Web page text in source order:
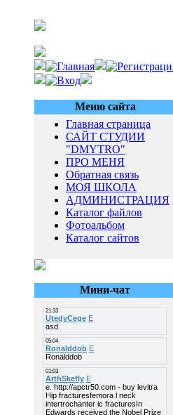
Меню сайта
Главная страница
САЙТ СТУДИИ
"DMYTRO"
ПРО МЕНЯ
Обратная связь
МОЯ ШКОЛА
АДМИНИСТРАЦИЯ
Каталог файлов
Фотоальбом
Каталог сайтов
Мини-чат